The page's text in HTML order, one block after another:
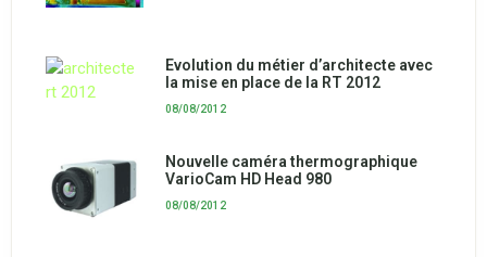
Evolution du métier d’architecte avec
la mise en place de la RT 2012
08/08/2012
Nouvelle caméra thermographique
VarioCam HD Head 980
08/08/2012